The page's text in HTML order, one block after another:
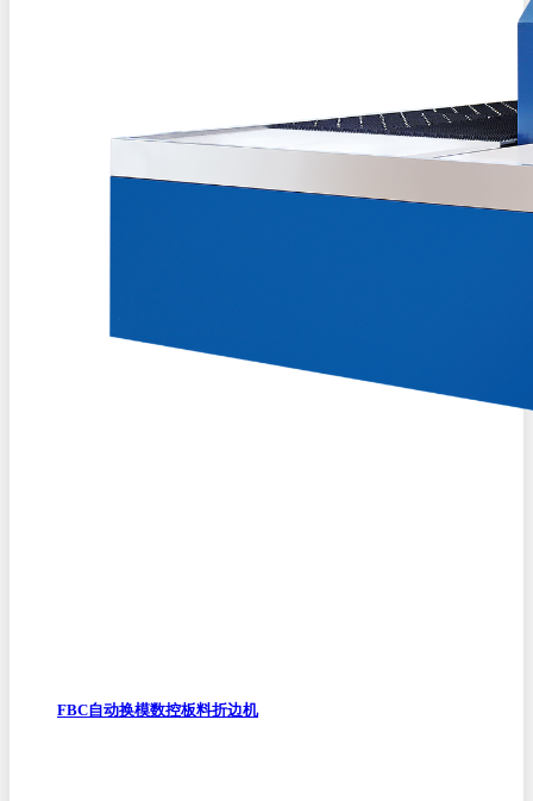
FBC自动换模数控板料折边机